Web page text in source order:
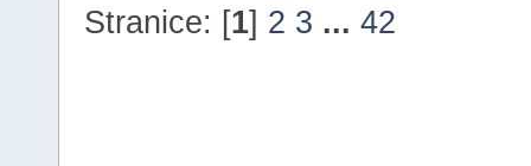
Stranice: [1] 2 3 ...42